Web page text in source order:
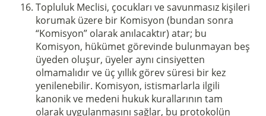
Topluluk Meclisi, çocukları ve savunmasız kişileri
korumak üzere bir Komisyon (bundan sonra
“Komisyon” olarak anılacaktır) atar; bu
Komisyon, hükümet görevinde bulunmayan beş
üyeden oluşur, üyeler aynı cinsiyetten
olmamalıdır ve üç yıllık görev süresi bir kez
yenilenebilir. Komisyon, istismarlarla ilgili
kanonik ve medeni hukuk kurallarının tam
olarak uygulanmasını sağlar, bu protokolün